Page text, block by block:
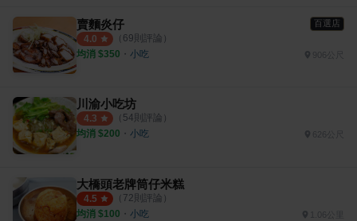
賣麵炎仔 百選店
4.0 （ 69則評論）
均消 $350 ・ 小吃
川渝小吃坊
4.3 （ 54則評論）
均消 $200 ・ 小吃
大橋頭老牌筒仔米糕
4.5 （ 72則評論）
均消 $100 ・ 小吃